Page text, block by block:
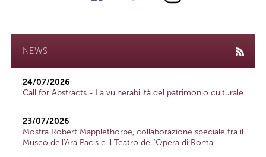
NEWS
24/07/2026
Call for Abstracts - La vulnerabilità del patrimonio culturale
23/07/2026
Mostra Robert Mapplethorpe, collaborazione speciale tra il
Museo dell'Ara Pacis e il Teatro dell'Opera di Roma